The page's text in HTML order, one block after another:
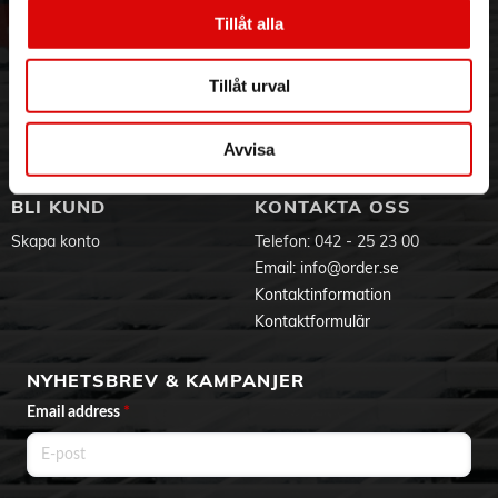
Tillåt alla
Tillåt urval
Avvisa
- Eftertorka/polera med en torr trasa
Visselblåsning
Aktuellt på Order
Service & Support
Godsefterlysning & Felleverans
Integritetspolicy
Om cookies
BLI KUND
Skapa konto
KONTAKTA OSS
Telefon: 042 - 25 23 00
Email: info@order.se
Kontaktinformation
Kontaktformulär
NYHETSBREV & KAMPANJER
Email address *